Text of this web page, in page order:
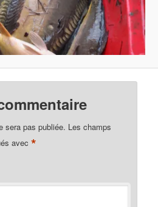
sera pas publiée. Les champs
avec*